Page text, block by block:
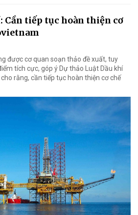
Cần tiếp tục hoàn thiện cơ
được cơ quan soạn thảo đề xuất, tuy
tích cực, góp ý Dự thảo Luật Dầu khí
rằng, cần tiếp tục hoàn thiện cơ chế